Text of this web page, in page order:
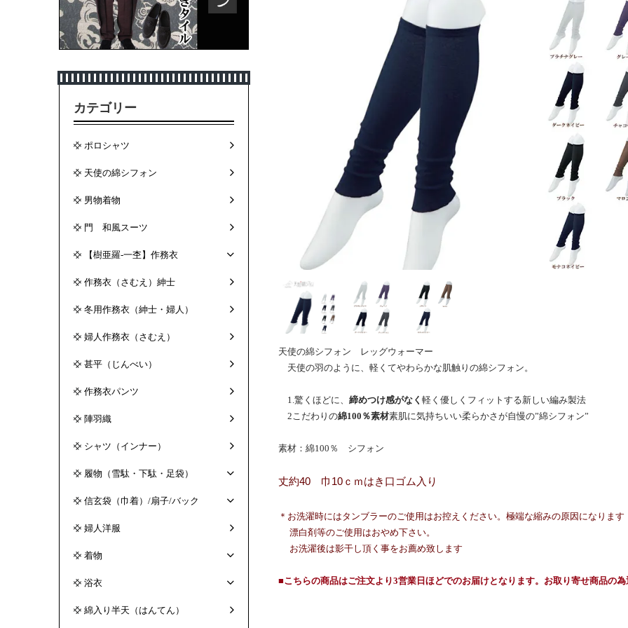
天使の綿シフォン レッグウォーマー
天使の羽のように、軽くてやわらかな肌触りの綿シフォン。
1.驚くほどに、 締めつけ感がなく 軽く優しくフィットする新しい編み製法
2こだわりの綿100％素材素肌に気持ちいい柔らかさが自慢の”綿シフォン”
素材：綿100％ シフォン
丈約40 巾10ｃｍはき口ゴム入り
＊お洗濯時にはタンブラーのご使用はお控えください。極端な縮みの原因になります
漂白剤等のご使用はおやめ下さい。
お洗濯後は影干し頂く事をお薦め致します
■こちらの商品はご注文より3営業日ほどでのお届けとなります。お取り寄せ商品の
カテゴリー
ポロシャツ
天使の綿シフォン
男物着物
門 和風スーツ
【樹亜羅-一杢】作務衣
作務衣（さむえ）紳士
冬用作務衣（紳士・婦人）
婦人作務衣（さむえ）
甚平（じんべい）
作務衣パンツ
陣羽織
シャツ（インナー）
履物（雪駄・下駄・足袋）
信玄袋（巾着）/扇子/バック
婦人洋服
着物
浴衣
綿入り半天（はんてん）